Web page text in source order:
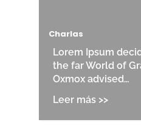
Charlas
Lorem Ipsum
the far World of
Oxmox advised…